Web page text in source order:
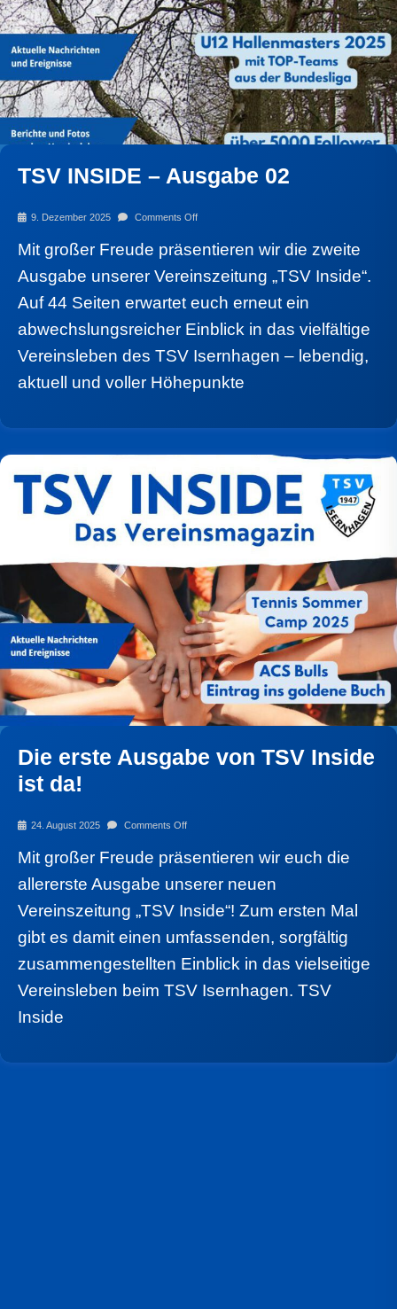
TSV INSIDE – Ausgabe 02
9. Dezember 2025 Comments Off
Mit großer Freude präsentieren wir die zweite
Ausgabe unserer Vereinszeitung „TSV Inside“.
Auf 44 Seiten erwartet euch erneut ein
abwechslungsreicher Einblick in das vielfältige
Vereinsleben des TSV Isernhagen – lebendig,
aktuell und voller Höhepunkte
Die erste Ausgabe von TSV Inside
ist da!
24. August 2025 Comments Off
Mit großer Freude präsentieren wir euch die
allererste Ausgabe unserer neuen
Vereinszeitung „TSV Inside“! Zum ersten Mal
gibt es damit einen umfassenden, sorgfältig
zusammengestellten Einblick in das vielseitige
Vereinsleben beim TSV Isernhagen. TSV
Inside